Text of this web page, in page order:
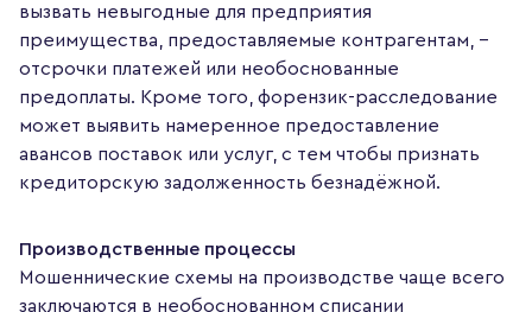
вызвать невыгодные для предприятия
преимущества, предоставляемые контрагентам, –
отсрочки платежей или необоснованные
предоплаты. Кроме того, форензик-расследование
может выявить намеренное предоставление
авансов поставок или услуг, с тем чтобы признать
кредиторскую задолженность безнадёжной.
Производственные процессы
Мошеннические схемы на производстве чаще всего
заключаются в необоснованном списании